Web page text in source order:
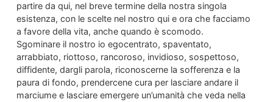
partire da qui, nel breve termine della nostra singola
esistenza, con le scelte nel nostro qui e ora che facciamo
a favore della vita, anche quando è scomodo.
Sgominare il nostro io egocentrato, spaventato,
arrabbiato, riottoso, rancoroso, invidioso, sospettoso,
diffidente, dargli parola, riconoscerne la sofferenza e la
paura di fondo, prendercene cura per lasciare andare il
marciume e lasciare emergere un’umanità che veda nella